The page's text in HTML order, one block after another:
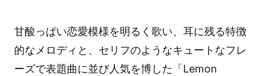
甘酸っぱい恋愛模様を明るく歌い、耳に残る特徴
的なメロディと、セリフのようなキュートなフレ
ーズで表題曲に並び人気を博した「Lemon